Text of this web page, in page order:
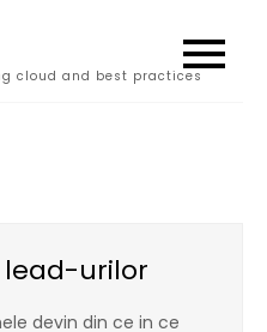
cloud and best practices
urilor
devin din ce in ce